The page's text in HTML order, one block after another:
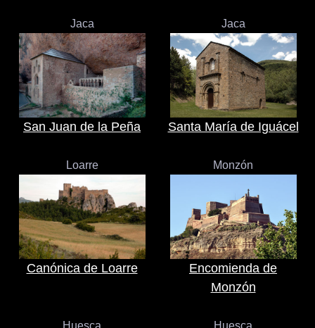
Jaca
San Juan de la Peña
Jaca
Santa María de Iguácel
Loarre
Canónica de Loarre
Monzón
Encomienda de
Monzón
Huesca Huesca